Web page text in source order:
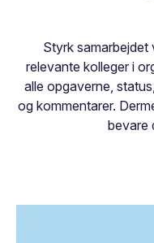
Styrk samarbejdet
relevante kolleger i
alle opgaverne,
og kommentarer.
bevare